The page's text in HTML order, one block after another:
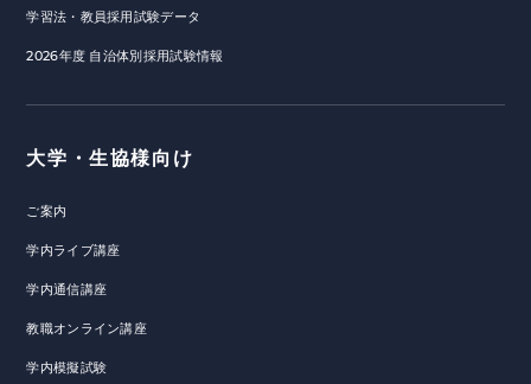
学習法・教員採用試験データ
2026年度 自治体別採用試験情報
大学・生協様向け
ご案内
学内ライブ講座
学内通信講座
教職オンライン講座
学内模擬試験